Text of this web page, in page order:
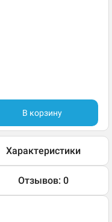
В корзину
Характеристики
Отзывов: 0